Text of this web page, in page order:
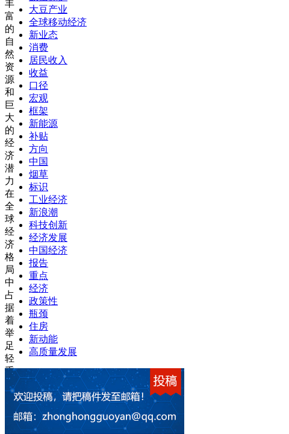
丰
富
的
自
然
资
源
和
巨
大
的
经
济
潜
力
在
全
球
经
济
格
局
中
占
据
着
举
足
轻
重
的
地
近
大豆产业
全球移动经济
新业态
消费
居民收入
收益
口径
宏观
框架
新能源
补贴
方向
中国
烟草
标识
工业经济
新浪潮
科技创新
经济发展
中国经济
报告
重点
经济
政策性
瓶颈
住房
新动能
高质量发展